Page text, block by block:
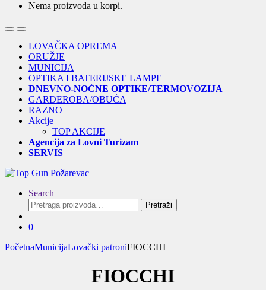
Nema proizvoda u korpi.
OpenClose
LOVAČKA OPREMA
ORUŽJE
MUNICIJA
OPTIKA I BATERIJSKE LAMPE
DNEVNO-NOĆNE OPTIKE/TERMOVOZIJA
GARDEROBA/OBUĆA
RAZNO
Akcije
TOP AKCIJE
Agencija za Lovni Turizam
SERVIS
Search
Pretraga
za:
Pretraži
0
PočetnaMunicijaLovački patroniFIOCCHI
FIOCCHI